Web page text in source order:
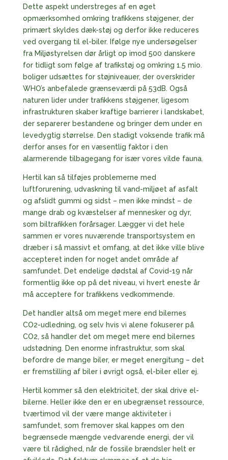
Dette aspekt understreges af en øget
opmærksomhed omkring trafikkens støjgener, der
primært skyldes dæk-støj og derfor ikke reduceres
ved overgang til el-biler. Ifølge nye undersøgelser
fra Miljøstyrelsen dør årligt op imod 500 danskere
for tidligt som følge af trafikstøj og omkring 1.5 mio.
boliger udsættes for støjniveauer, der overskrider
WHO’s anbefalede grænseværdi på 53dB. Også
naturen lider under trafikkens støjgener, ligesom
infrastrukturen skaber kraftige barrierer i landskabet,
der separerer bestandene og bringer dem under en
levedygtig størrelse. Den stadigt voksende trafik må
derfor anses for en væsentlig faktor i den
alarmerende tilbagegang for især vores vilde fauna.
Hertil kan så tilføjes problemerne med
luftforurening, udvaskning til vand-miljøet af asfalt
og afslidt gummi og sidst – men ikke mindst – de
mange drab og kvæstelser af mennesker og dyr,
som biltrafikken forårsager. Lægger vi det hele
sammen er vores nuværende transportsystem en
dræber i så massivt et omfang, at det ikke ville blive
accepteret inden for noget andet område af
samfundet. Det endelige dødstal af Covid-19 når
formentlig ikke op på det niveau, vi hvert eneste år
må acceptere for trafikkens vedkommende.
Det handler altså om meget mere end bilernes
CO2-udledning, og selv hvis vi alene fokuserer på
CO2, så handler det om meget mere end bilernes
udstødning. Den enorme infrastruktur, som skal
befordre de mange biler, er meget energitung – det
er fremstilling af biler i øvrigt også, el-biler eller ej.
Hertil kommer så den elektricitet, der skal drive el-
bilerne. Heller ikke den er en ubegrænset ressource,
tværtimod vil der være mange aktiviteter i
samfundet, som fremover skal kappes om den
begrænsede mængde vedvarende energi, der vil
være til rådighed, når de fossile brændsler helt er